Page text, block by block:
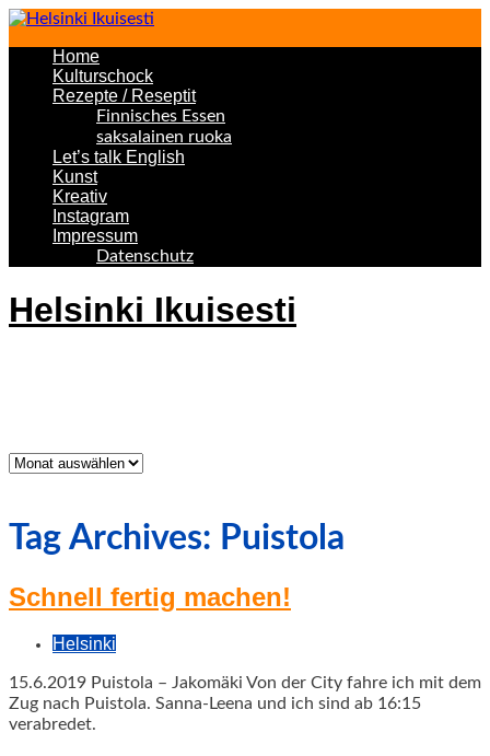
Home
Kulturschock
Rezepte / Reseptit
Finnisches Essen
saksalainen ruoka
Let’s talk English
Kunst
Kreativ
Instagram
Impressum
Datenschutz
Helsinki Ikuisesti
Was
Tag Archives: Puistola
Schnell fertig machen!
Helsinki
15.6.2019 Puistola – Jakomäki Von der City fahre ich mit dem
Zug nach Puistola. Sanna-Leena und ich sind ab 16:15
verabredet.